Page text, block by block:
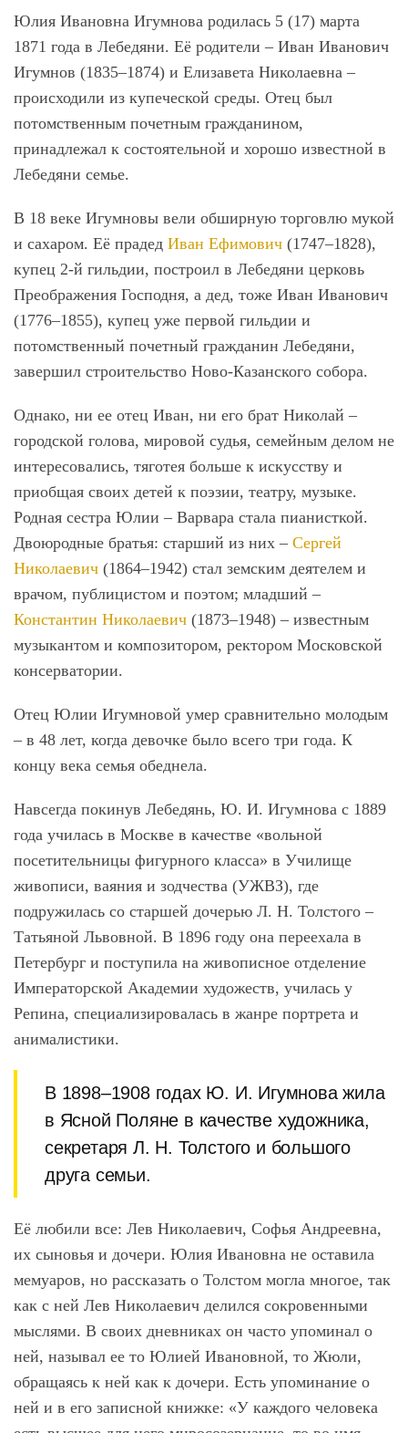
Юлия Ивановна Игумнова родилась 5 (17) марта
1871 года в Лебедяни. Её родители – Иван Иванович
Игумнов (1835–1874) и Елизавета Николаевна –
происходили из купеческой среды. Отец был
потомственным почетным гражданином,
принадлежал к состоятельной и хорошо известной в
Лебедяни семье.
В 18 веке Игумновы вели обширную торговлю мукой
и сахаром. Её прадед Иван Ефимович (1747–1828),
купец 2-й гильдии, построил в Лебедяни церковь
Преображения Господня, а дед, тоже Иван Иванович
(1776–1855), купец уже первой гильдии и
потомственный почетный гражданин Лебедяни,
завершил строительство Ново-Казанского собора.
Однако, ни ее отец Иван, ни его брат Николай –
городской голова, мировой судья, семейным делом не
интересовались, тяготея больше к искусству и
приобщая своих детей к поэзии, театру, музыке.
Родная сестра Юлии – Варвара стала пианисткой.
Двоюродные братья: старший из них – Сергей
Николаевич (1864–1942) стал земским деятелем и
врачом, публицистом и поэтом; младший –
Константин Николаевич (1873–1948) – известным
музыкантом и композитором, ректором Московской
консерватории.
Отец Юлии Игумновой умер сравнительно молодым
– в 48 лет, когда девочке было всего три года. К
концу века семья обеднела.
Навсегда покинув Лебедянь, Ю. И. Игумнова с 1889
года училась в Москве в качестве «вольной
посетительницы фигурного класса» в Училище
живописи, ваяния и зодчества (УЖВЗ), где
подружилась со старшей дочерью Л. Н. Толстого –
Татьяной Львовной. В 1896 году она переехала в
Петербург и поступила на живописное отделение
Императорской Академии художеств, училась у
Репина, специализировалась в жанре портрета и
анималистики.
В 1898–1908 годах Ю. И. Игумнова жила
в Ясной Поляне в качестве художника,
секретаря Л. Н. Толстого и большого
друга семьи.
Её любили все: Лев Николаевич, Софья Андреевна,
их сыновья и дочери. Юлия Ивановна не оставила
мемуаров, но рассказать о Толстом могла многое, так
как с ней Лев Николаевич делился сокровенными
мыслями. В своих дневниках он часто упоминал о
ней, называл ее то Юлией Ивановной, то Жюли,
обращаясь к ней как к дочери. Есть упоминание о
ней и в его записной книжке: «У каждого человека